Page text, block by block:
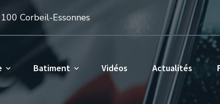
Corbeil-Essonnes
Batiment Vidéos Actualités